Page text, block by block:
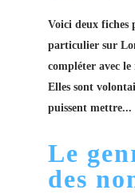
Voici deux fiches
particulier sur
compléter avec le
Elles sont
puissent mettre...
Le
des